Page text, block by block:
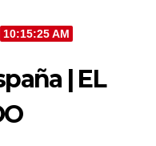
10:15:26 AM
| EL